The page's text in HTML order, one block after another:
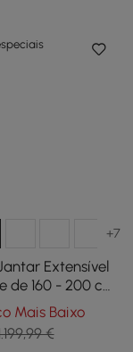
+7
Extensível
de 160 - 200 cm
Branqueada,
Mais Baixo
€